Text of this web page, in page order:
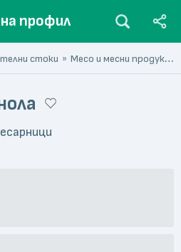
профил
стоки Месо и месни продукти